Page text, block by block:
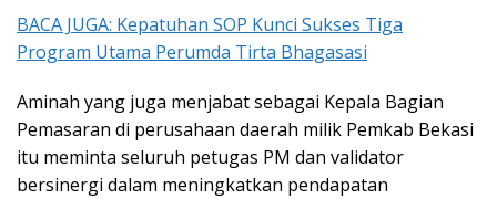
BACA JUGA: Kepatuhan SOP Kunci Sukses Tiga
Program Utama Perumda Tirta Bhagasasi
Aminah yang juga menjabat sebagai Kepala Bagian
Pemasaran di perusahaan daerah milik Pemkab Bekasi
itu meminta seluruh petugas PM dan validator
bersinergi dalam meningkatkan pendapatan